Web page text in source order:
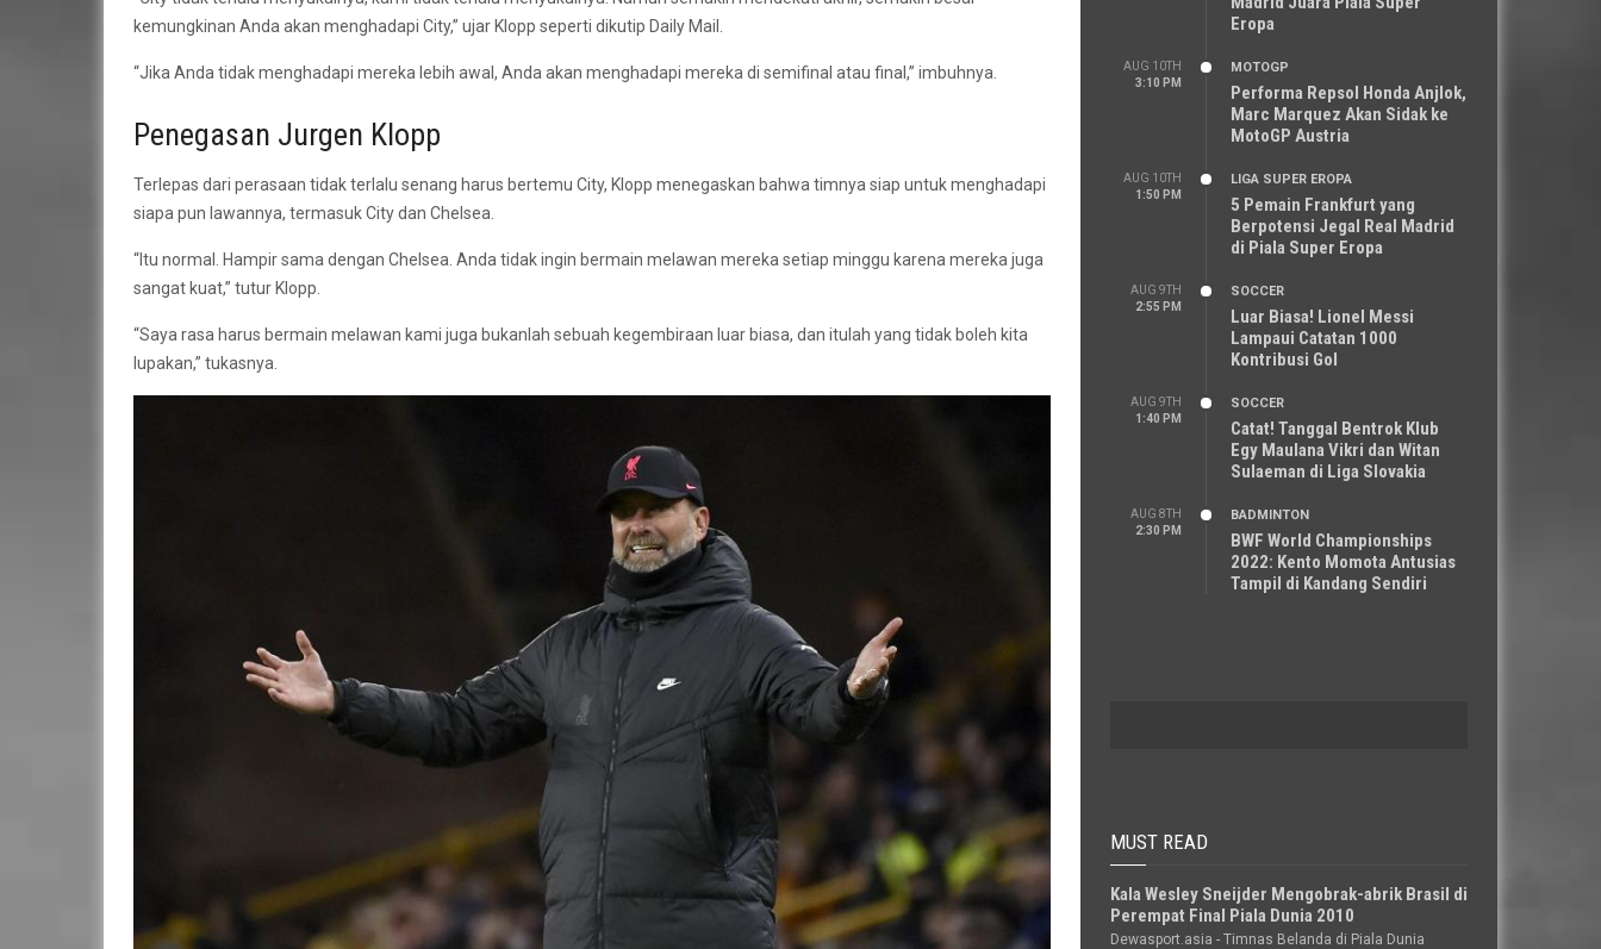
kemungkinan Anda akan menghadapi City,” ujar Klopp seperti dikutip Daily Mail.
“Jika Anda tidak menghadapi mereka lebih awal, Anda akan menghadapi mereka di semifinal atau final,” imbuhnya.
Penegasan Jurgen Klopp
Terlepas dari perasaan tidak terlalu senang harus bertemu City, Klopp menegaskan bahwa timnya siap untuk menghadapi
siapa pun lawannya, termasuk City dan Chelsea.
“Itu normal. Hampir sama dengan Chelsea. Anda tidak ingin bermain melawan mereka setiap minggu karena mereka juga
sangat kuat,” tutur Klopp.
“Saya rasa harus bermain melawan kami juga bukanlah sebuah kegembiraan luar biasa, dan itulah yang tidak boleh kita
lupakan,” tukasnya.
Eropa
AUG 10TH
3:10 PM
MOTOGP
Performa Repsol Honda Anjlok,
Marc Marquez Akan Sidak ke
MotoGP Austria
AUG 10TH
1:50 PM
LIGA SUPER EROPA
5 Pemain Frankfurt yang
Berpotensi Jegal Real Madrid
di Piala Super Eropa
AUG 9TH
2:55 PM
SOCCER
Luar Biasa! Lionel Messi
Lampaui Catatan 1000
Kontribusi Gol
AUG 9TH
1:40 PM
SOCCER
Catat! Tanggal Bentrok Klub
Egy Maulana Vikri dan Witan
Sulaeman di Liga Slovakia
AUG 8TH
2:30 PM
BADMINTON
BWF World Championships
2022: Kento Momota Antusias
Tampil di Kandang Sendiri
MUST READ
Kala Wesley Sneijder Mengobrak-abrik Brasil di
Perempat Final Piala Dunia 2010
Dewasport.asia - Timnas Belanda di Piala Dunia